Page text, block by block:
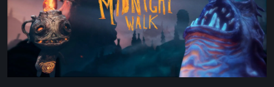
recensione:
una
malinconica
gotica